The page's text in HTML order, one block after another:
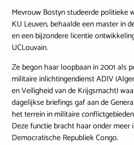
Mevrouw Bostyn studeerde politieke
KU Leuven, behaalde een master in
en een bijzondere licentie
UCLouvain.
Ze begon haar loopbaan in 2001 als
militaire inlichtingendienst ADIV
en Veiligheid van de Krijgsmacht)
dagelijkse briefings gaf aan de
het terrein in militaire
Deze functie bracht haar onder meer
Democratische Republiek Congo.